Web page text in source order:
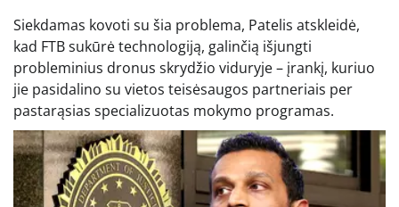
Siekdamas kovoti su šia problema, Patelis atskleidė,
kad FTB sukūrė technologiją, galinčią išjungti
probleminius dronus skrydžio viduryje – įrankį, kuriuo
jie pasidalino su vietos teisėsaugos partneriais per
pastarąsias specializuotas mokymo programas.